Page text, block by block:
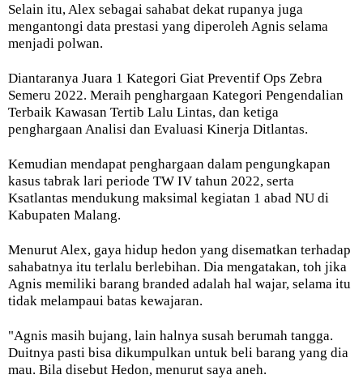
Selain itu, Alex sebagai sahabat dekat rupanya juga
mengantongi data prestasi yang diperoleh Agnis selama
menjadi polwan.
Diantaranya Juara 1 Kategori Giat Preventif Ops Zebra
Semeru 2022. Meraih penghargaan Kategori Pengendalian
Terbaik Kawasan Tertib Lalu Lintas, dan ketiga
penghargaan Analisi dan Evaluasi Kinerja Ditlantas.
Kemudian mendapat penghargaan dalam pengungkapan
kasus tabrak lari periode TW IV tahun 2022, serta
Ksatlantas mendukung maksimal kegiatan 1 abad NU di
Kabupaten Malang.
Menurut Alex, gaya hidup hedon yang disematkan terhadap
sahabatnya itu terlalu berlebihan. Dia mengatakan, toh jika
Agnis memiliki barang branded adalah hal wajar, selama itu
tidak melampaui batas kewajaran.
"Agnis masih bujang, lain halnya susah berumah tangga.
Duitnya pasti bisa dikumpulkan untuk beli barang yang dia
mau. Bila disebut Hedon, menurut saya aneh.